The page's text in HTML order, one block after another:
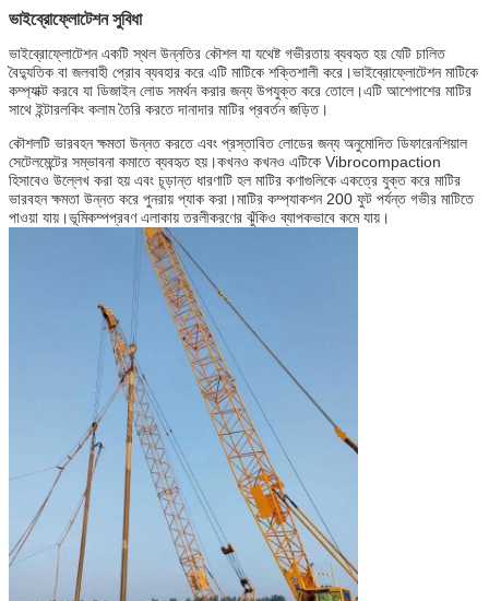
ভাইব্রোফ্লোটেশন সুবিধা
ভাইব্রোফ্লোটেশন একটি স্থল উন্নতির কৌশল যা যথেষ্ট গভীরতায় ব্যবহৃত হয় যেটি চালিত
বৈদ্যুতিক বা জলবাহী প্রোব ব্যবহার করে এটি মাটিকে শক্তিশালী করে।ভাইব্রোফ্লোটেশন মাটিকে
কম্প্যাক্ট করবে যা ডিজাইন লোড সমর্থন করার জন্য উপযুক্ত করে তোলে।এটি আশেপাশের মাটির
সাথে ইন্টারলকিং কলাম তৈরি করতে দানাদার মাটির প্রবর্তন জড়িত।
কৌশলটি ভারবহন ক্ষমতা উন্নত করতে এবং প্রস্তাবিত লোডের জন্য অনুমোদিত ডিফারেনশিয়াল
সেটেলমেন্টের সম্ভাবনা কমাতে ব্যবহৃত হয়।কখনও কখনও এটিকে Vibrocompaction
হিসাবেও উল্লেখ করা হয় এবং চূড়ান্ত ধারণাটি হল মাটির কণাগুলিকে একত্রে যুক্ত করে মাটির
ভারবহন ক্ষমতা উন্নত করে পুনরায় প্যাক করা।মাটির কম্প্যাকশন 200 ফুট পর্যন্ত গভীর মাটিতে
পাওয়া যায়।ভূমিকম্পপ্রবণ এলাকায় তরলীকরণের ঝুঁকিও ব্যাপকভাবে কমে যায়।